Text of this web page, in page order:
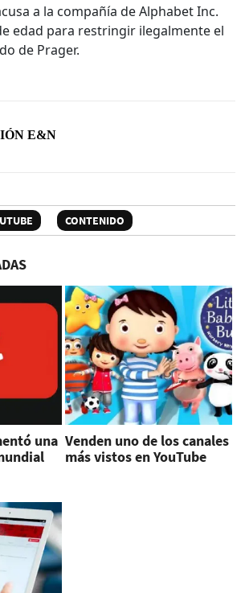
a la compañía de Alphabet Inc.
edad para restringir ilegalmente el
de Prager.
E&N
CONTENIDO
una Venden uno de los canales
más vistos en YouTube